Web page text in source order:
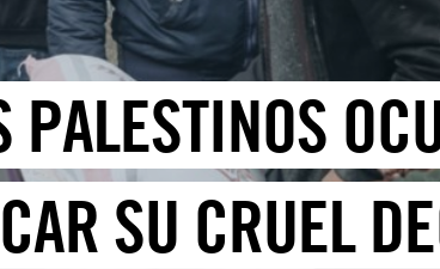
SU CRUEL